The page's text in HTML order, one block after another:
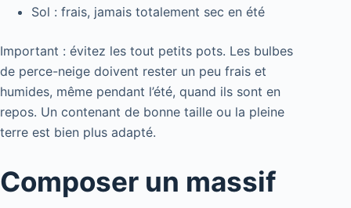
Sol : frais, jamais totalement sec en été
Important : évitez les tout petits pots. Les bulbes
de perce-neige doivent rester un peu frais et
humides, même pendant l’été, quand ils sont en
repos. Un contenant de bonne taille ou la pleine
terre est bien plus adapté.
Composer un massif